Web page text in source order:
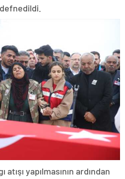
yapılmasının ardından